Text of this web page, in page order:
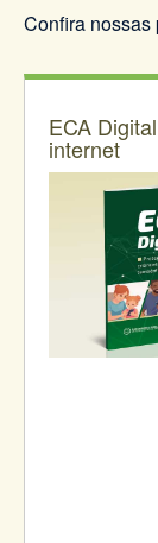
Confira nossas
ECA
internet